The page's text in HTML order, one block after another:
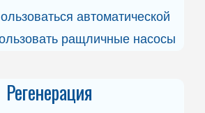
автоматической
ращличные насосы
Регенерация